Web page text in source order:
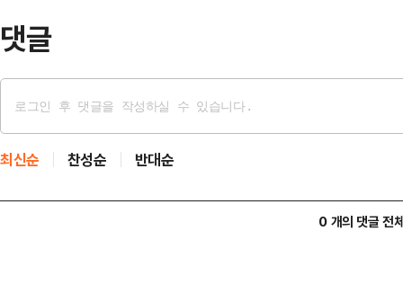
댓글
최신순 찬성순 반대순
0 개의 댓글 전